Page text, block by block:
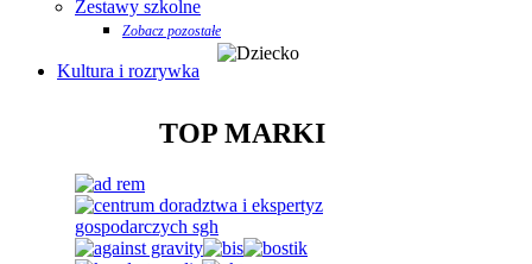
Zestawy szkolne
Zobacz pozostałe
Kultura i rozrywka
TOP MARKI